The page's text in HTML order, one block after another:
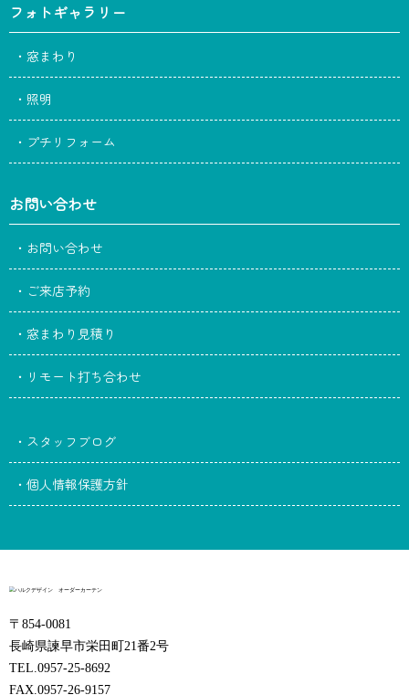
フォトギャラリー
・窓まわり
・照明
・プチリフォーム
お問い合わせ
・お問い合わせ
・ご来店予約
・窓まわり見積り
・リモート打ち合わせ
・スタッフブログ
・個人情報保護方針
〒854-0081
長崎県諫早市栄田町21番2号
TEL.0957-25-8692
FAX.0957-26-9157